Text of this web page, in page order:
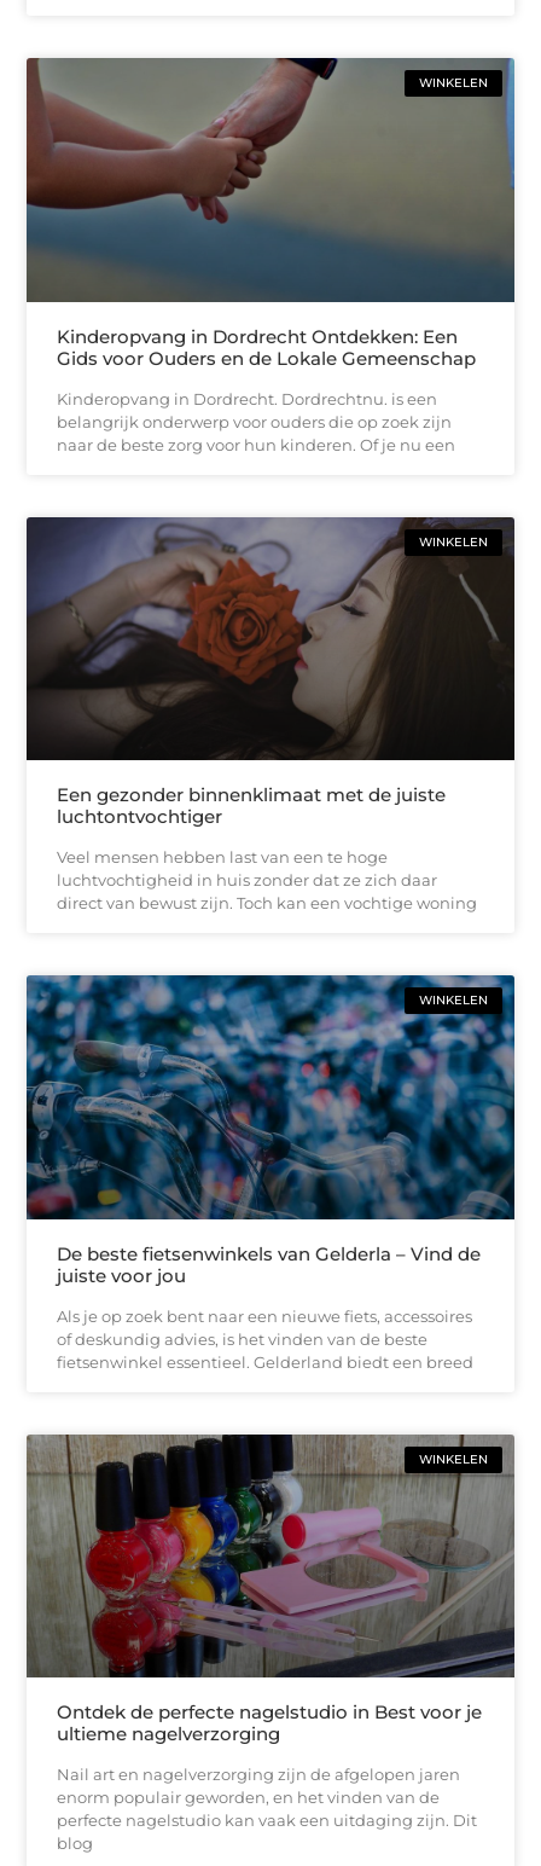
WINKELEN
Kinderopvang in Dordrecht Ontdekken: Een
Gids voor Ouders en de Lokale Gemeenschap
Kinderopvang in Dordrecht. Dordrechtnu. is een
belangrijk onderwerp voor ouders die op zoek zijn
naar de beste zorg voor hun kinderen. Of je nu een
WINKELEN
Een gezonder binnenklimaat met de juiste
luchtontvochtiger
Veel mensen hebben last van een te hoge
luchtvochtigheid in huis zonder dat ze zich daar
direct van bewust zijn. Toch kan een vochtige woning
WINKELEN
De beste fietsenwinkels van Gelderla – Vind de
juiste voor jou
Als je op zoek bent naar een nieuwe fiets, accessoires
of deskundig advies, is het vinden van de beste
fietsenwinkel essentieel. Gelderland biedt een breed
WINKELEN
Ontdek de perfecte nagelstudio in Best voor je
ultieme nagelverzorging
Nail art en nagelverzorging zijn de afgelopen jaren
enorm populair geworden, en het vinden van de
perfecte nagelstudio kan vaak een uitdaging zijn. Dit
blog